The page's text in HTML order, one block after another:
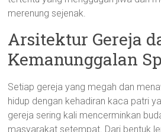
merenung sejenak.
Arsitektur Gereja
Kemanunggalan
Setiap gereja yang megah dan
hidup dengan kehadiran kaca patri
gereja sering kali mencerminkan
masyarakat setempat. Dari bentuk